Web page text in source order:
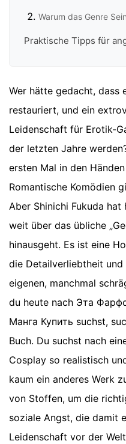
Warum das Genre
Praktische Tipps für
Wer hätte gedacht, dass
restauriert, und ein
Leidenschaft für Erotik-
der letzten Jahre
ersten Mal in den
Romantische Komödien
Aber Shinichi Fukuda
weit über das übliche
hinausgeht. Es ist eine
die Detailverliebtheit und
eigenen, manchmal
du heute nach Эта
Манга Купить suchst,
Buch. Du suchst nach
Cosplay so realistisch
kaum ein anderes Werk
von Stoffen, um die
soziale Angst, die damit
Leidenschaft vor der